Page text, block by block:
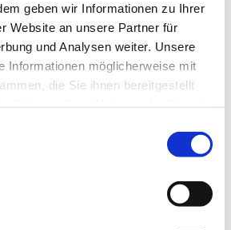
geben wir Informationen zu Ihrer
Website an unsere Partner für
und Analysen weiter. Unsere
Informationen möglicherweise mit
die Sie ihnen bereitgestellt